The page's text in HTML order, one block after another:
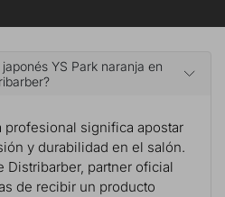
YS Park naranja en
profesional significa apostar
y durabilidad en el salón.
Distribarber, partner oficial
de recibir un producto